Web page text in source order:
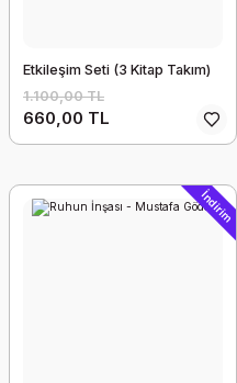
Etkileşim Seti (3 Kitap Takım)
1.100,00 TL
660,00 TL
İndirim